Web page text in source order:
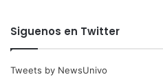
Siguenos en Twitter
Tweets by NewsUnivo